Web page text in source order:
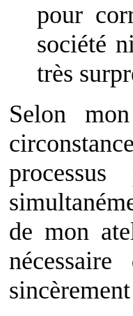
pour
société
très
Selon
de mon